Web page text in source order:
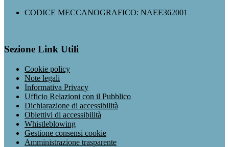
CODICE MECCANOGRAFICO: NAEE362001
Sezione Link Utili
Cookie policy
Note legali
Informativa Privacy
Ufficio Relazioni con il Pubblico
Dichiarazione di accessibilità
Obiettivi di accessibilità
Whistleblowing
Gestione consensi cookie
Amministrazione trasparente